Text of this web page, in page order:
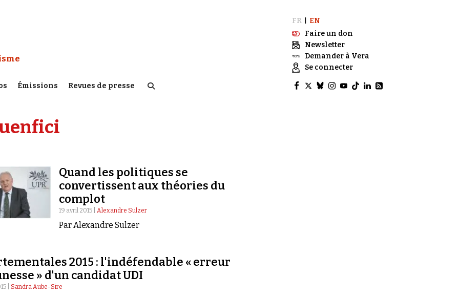
:
Émissions Revues de presse
FR
EN
Faire un don
Newsletter
Demander à Vera
Se connecter
Quand les politiques se
convertissent aux théories du
complot
19 avril 2015 |Alexandre Sulzer
Par Alexandre Sulzer
2015 : l'indéfendable « erreur
» d'un candidat UDI
| Sandra Aube-Sire